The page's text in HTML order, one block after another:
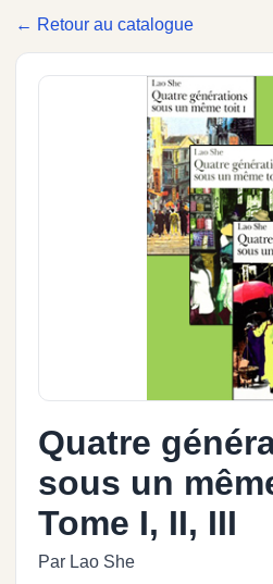
← Retour au catalogue
Quatre
sous un
Tome I, II, III
Par Lao She